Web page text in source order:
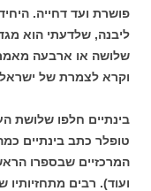
פושרת ועד דחייה.
ליבנה, שלדעתי הוא
שלושה או ארבעה
וקרא לצמרת של
בינתיים חלפו שלושת
טופלר כתב בינתיים
המרכזיים שבספרו
ועוד). רבים